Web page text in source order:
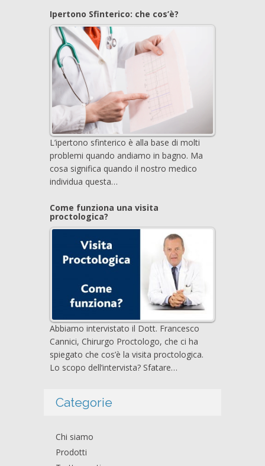
Ipertono Sfinterico: che cos’è?
L’ipertono sfinterico è alla base di molti
problemi quando andiamo in bagno. Ma
cosa significa quando il nostro medico
individua questa…
Come funziona una visita
proctologica?
Abbiamo intervistato il Dott. Francesco
Cannici, Chirurgo Proctologo, che ci ha
spiegato che cos’è la visita proctologica.
Lo scopo dell’intervista? Sfatare…
Categorie
Chi siamo
Prodotti